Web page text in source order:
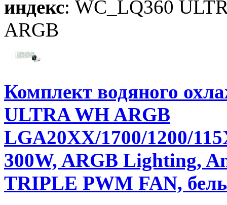
индекс: WC_LQ360
ARGB
Комплект водяного
ULTRA WH ARGB
LGA20XX/1700/1200/
300W, ARGB Lighting,
TRIPLE PWM FAN,